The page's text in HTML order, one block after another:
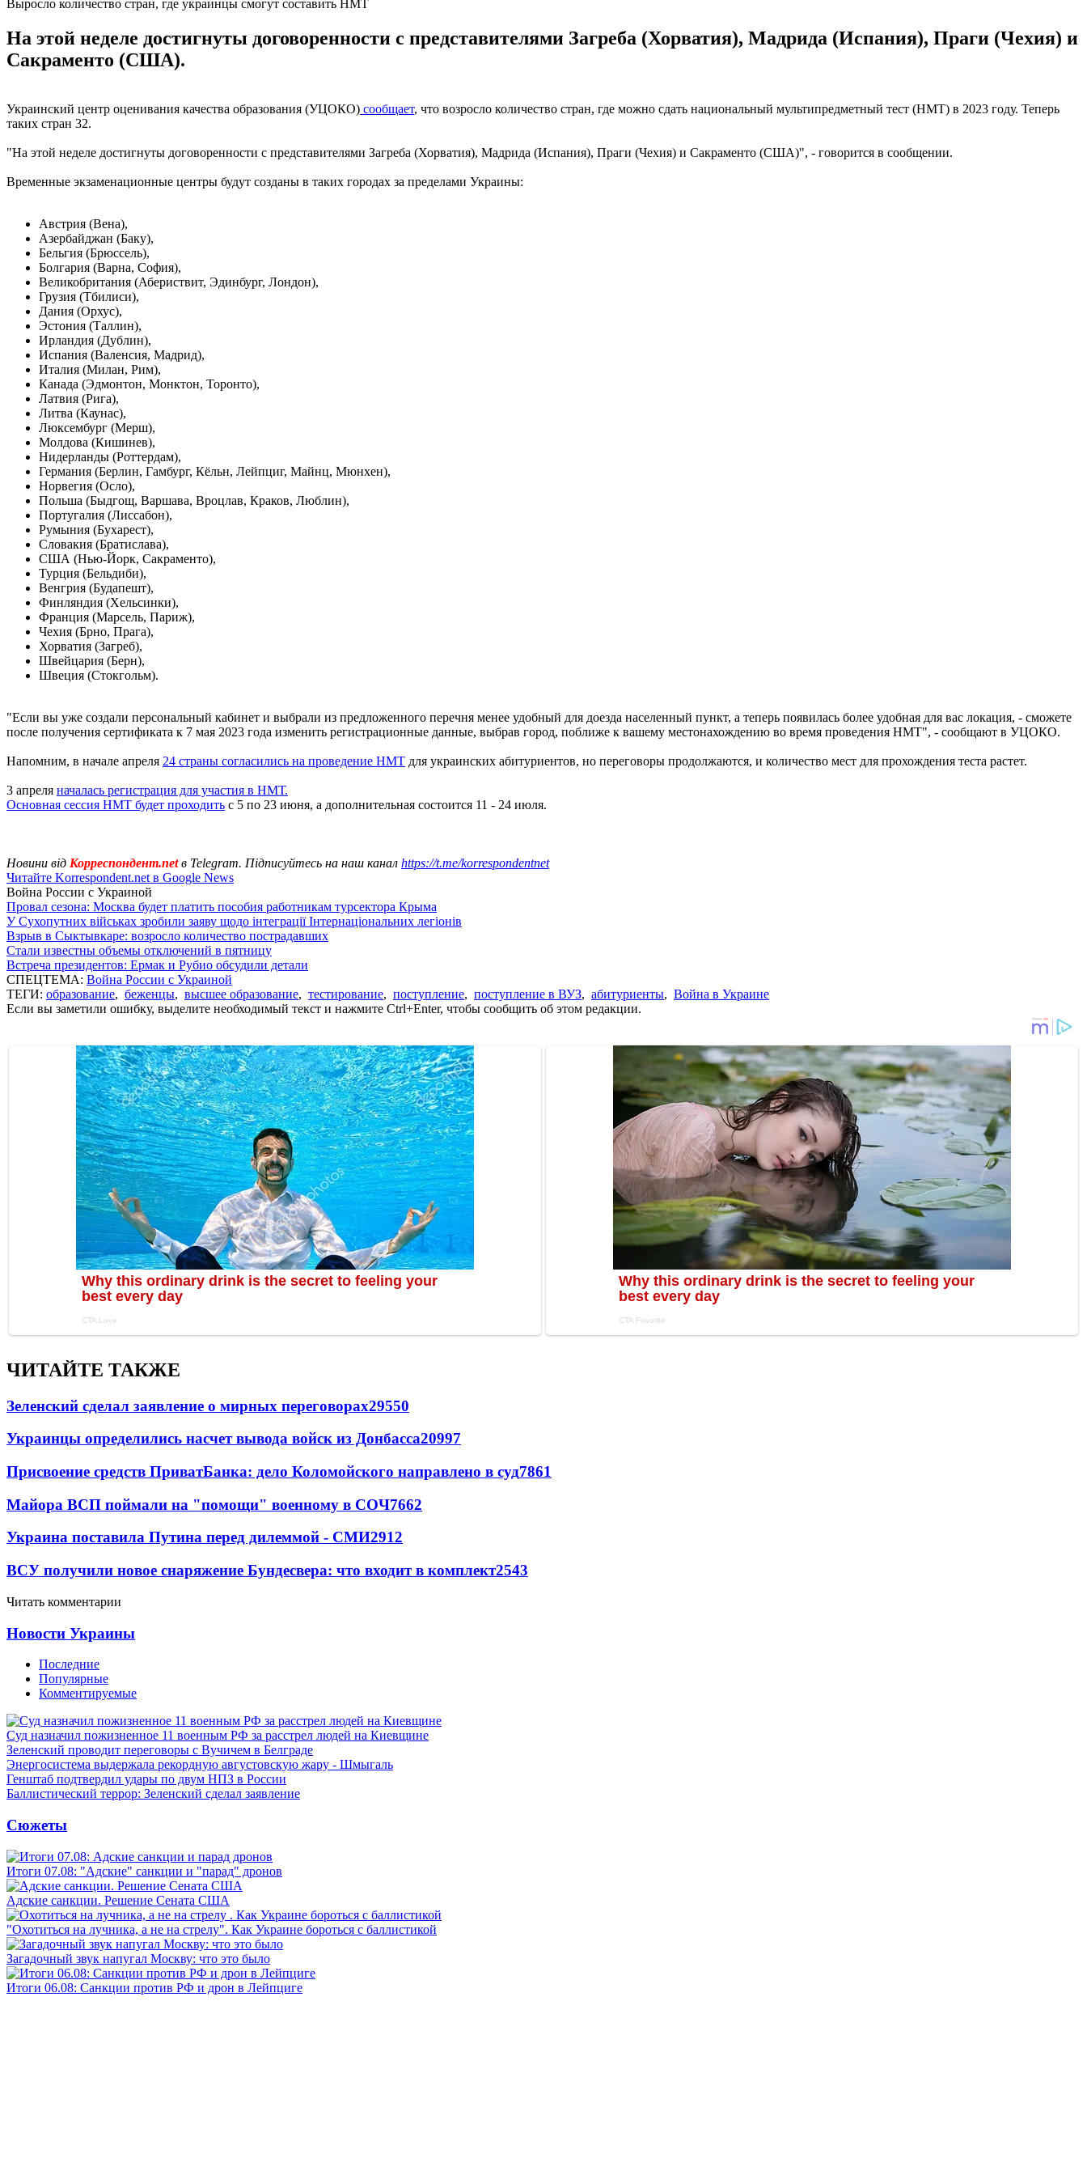
Выросло количество стран, где украинцы смогут составить НМТ
На этой неделе достигнуты договоренности с представителями Загреба (Хорватия), Мадрида (Испания), Праги (Чехия) и
Сакраменто (США).
Украинский центр оценивания качества образования (УЦОКО) сообщает, что возросло количество стран, где можно сдать национальный мультипредметный тест (НМТ) в 2023 году. Теперь
таких стран 32.
"На этой неделе достигнуты договоренности с представителями Загреба (Хорватия), Мадрида (Испания), Праги (Чехия) и Сакраменто (США)", - говорится в сообщении.
Временные экзаменационные центры будут созданы в таких городах за пределами Украины:
Австрия (Вена),
Азербайджан (Баку),
Бельгия (Брюссель),
Болгария (Варна, София),
Великобритания (Абериствит, Эдинбург, Лондон),
Грузия (Тбилиси),
Дания (Орхус),
Эстония (Таллин),
Ирландия (Дублин),
Испания (Валенсия, Мадрид),
Италия (Милан, Рим),
Канада (Эдмонтон, Монктон, Торонто),
Латвия (Рига),
Литва (Каунас),
Люксембург (Мерш),
Молдова (Кишинев),
Нидерланды (Роттердам),
Германия (Берлин, Гамбург, Кёльн, Лейпциг, Майнц, Мюнхен),
Норвегия (Осло),
Польша (Быдгощ, Варшава, Вроцлав, Краков, Люблин),
Португалия (Лиссабон),
Румыния (Бухарест),
Словакия (Братислава),
США (Нью-Йорк, Сакраменто),
Турция (Бельдиби),
Венгрия (Будапешт),
Финляндия (Хельсинки),
Франция (Марсель, Париж),
Чехия (Брно, Прага),
Хорватия (Загреб),
Швейцария (Берн),
Швеция (Стокгольм).
"Если вы уже создали персональный кабинет и выбрали из предложенного перечня менее удобный для доезда населенный пункт, а теперь появилась более удобная для вас локация, - сможете
после получения сертификата к 7 мая 2023 года изменить регистрационные данные, выбрав город, поближе к вашему местонахождению во время проведения НМТ", - сообщают в УЦОКО.
Напомним, в начале апреля 24 страны согласились на проведение НМТ для украинских абитуриентов, но переговоры продолжаются, и количество мест для прохождения теста растет.
3 апреля началась регистрация для участия в НМТ.
Основная сессия НМТ будет проходить с 5 по 23 июня, а дополнительная состоится 11 - 24 июля.
Новини від Корреспондент.netв Telegram. Підписуйтесь на наш канал https://t.me/korrespondentnet
Читайте Korrespondent.net в Google News
Война России с Украиной
Провал сезона: Москва будет платить пособия работникам турсектора Крыма
У Сухопутних військах зробили заяву щодо інтеграції Інтернаціональних легіонів
Взрыв в Сыктывкаре: возросло количество пострадавших
Стали известны объемы отключений в пятницу
Встреча президентов: Ермак и Рубио обсудили детали
СПЕЦТЕМА: Война России с Украиной
ТЕГИ: образование, беженцы, высшее образование, тестирование, поступление, поступление в ВУЗ, абитуриенты, Война в Украине
Если вы заметили ошибку, выделите необходимый текст и нажмите Ctrl+Enter, чтобы сообщить об этом редакции.
ЧИТАЙТЕ ТАКЖЕ
Зеленский сделал заявление о мирных переговорах29550
Украинцы определились насчет вывода войск из Донбасса20997
Присвоение средств ПриватБанка: дело Коломойского направлено в суд7861
Майора ВСП поймали на "помощи" военному в СОЧ7662
Украина поставила Путина перед дилеммой - СМИ2912
ВСУ получили новое снаряжение Бундесвера: что входит в комплект2543
Читать комментарии
Новости Украины
Последние
Популярные
Комментируемые
Суд назначил пожизненное 11 военным РФ за расстрел людей на Киевщине
Зеленский проводит переговоры с Вучичем в Белграде
Энергосистема выдержала рекордную августовскую жару - Шмыгаль
Генштаб подтвердил удары по двум НПЗ в России
Баллистический террор: Зеленский сделал заявление
Сюжеты
Итоги 07.08: "Адские" санкции и "парад" дронов
Адские санкции. Решение Сената США
"Охотиться на лучника, а не на стрелу". Как Украине бороться с баллистикой
Загадочный звук напугал Москву: что это было
Итоги 06.08: Санкции против РФ и дрон в Лейпциге